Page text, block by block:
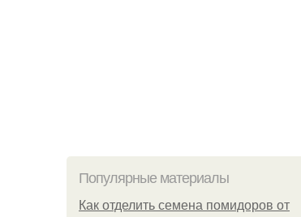
Популярные материалы
Как отделить семена помидоров от